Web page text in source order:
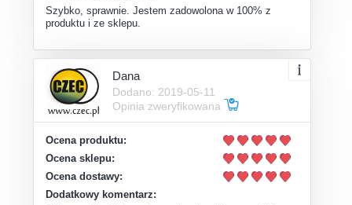
Szybko, sprawnie. Jestem zadowolona w 100% z
produktu i ze sklepu.
Dana
Dodano: 2019-05-11
Opinia zweryfikowana
Ocena produktu:
Ocena sklepu:
Ocena dostawy:
Dodatkowy komentarz: